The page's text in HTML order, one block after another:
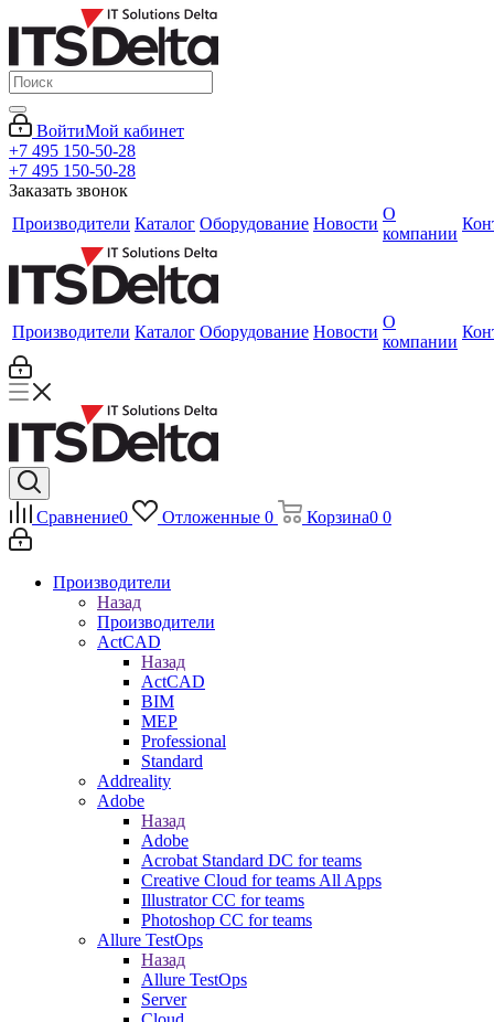
ВойтиМой кабинет
+7 495 150-50-28
+7 495 150-50-28
Заказать звонок
Производители Каталог Оборудование Новости
О
компании
Производители Каталог Оборудование Новости
О
компании
Сравнение0 Отложенные 0 Корзина0 0
Производители
Назад
Производители
ActCAD
Назад
ActCAD
BIM
MEP
Professional
Standard
Addreality
Adobe
Назад
Adobe
Acrobat Standard DC for teams
Creative Cloud for teams All Apps
Illustrator CC for teams
Photoshop CC for teams
Allure TestOps
Назад
Allure TestOps
Server